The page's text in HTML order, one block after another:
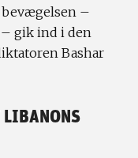
bevægelsen –
– gik ind i den
Bashar
LIBANONS